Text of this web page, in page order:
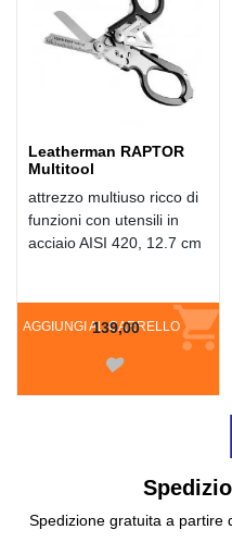
Leatherman RAPTOR
Multitool
attrezzo multiuso ricco di
funzioni con utensili in
acciaio AISI 420, 12.7 cm
AGGIUNGI AL CARRELLO
139,00
Spedizione gratuita a partire